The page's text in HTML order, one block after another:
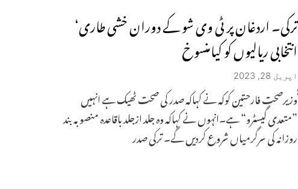
ترکی۔ اردغان پر ٹی وی شو کے دوران خشی طاری‘
انتخابی ریالیوں کو کیامنسوخ
اپریل 28, 2023
ٰٰوزیرصحت فارحتین کوکہ نے کہاکہ صدر کی صحت ٹھیک ہے انہیں
”متعدی گیسٹرو“ ہے۔انہوں نے کہاکہ وہ جلد ازجلد باقاعدہ منصوبہ بند
روزانہ کی سرگرمیاں شروع کردیں گے۔ ترکی صدر